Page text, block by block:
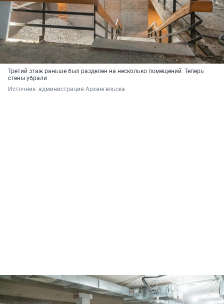
Третий этаж раньше был разделен на несколько помещений. Теперь
стены убрали
Источник: администрация Архангельска